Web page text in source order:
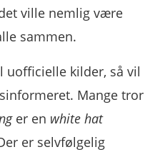
ville nemlig være
sammen.
uofficielle kilder, så vil
Mange tror
er en white hat
er selvfølgelig